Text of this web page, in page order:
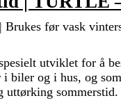
Brukes før vask
utviklet for å
i biler og i hus, og
uttørking